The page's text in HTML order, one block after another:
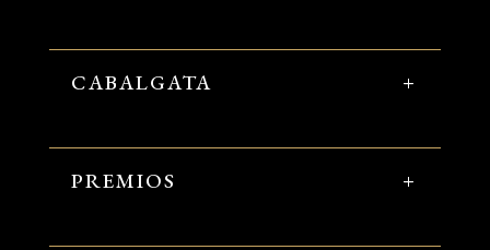
CABALGATA
PREMIOS